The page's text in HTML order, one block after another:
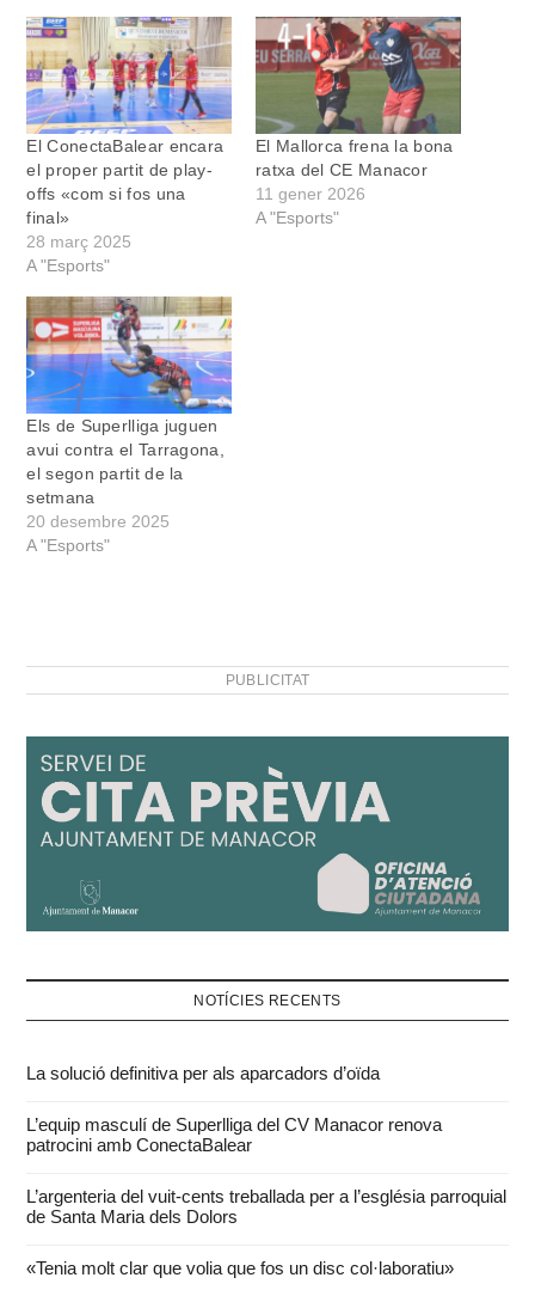
El ConectaBalear encara
el proper partit de play-
offs «com si fos una
final»
28 març 2025
A "Esports"
El Mallorca frena la bona
ratxa del CE Manacor
11 gener 2026
A "Esports"
Els de Superlliga juguen
avui contra el Tarragona,
el segon partit de la
setmana
20 desembre 2025
A "Esports"
PUBLICITAT
NOTÍCIES RECENTS
La solució definitiva per als aparcadors d’oïda
L’equip masculí de Superlliga del CV Manacor renova
patrocini amb ConectaBalear
L’argenteria del vuit-cents treballada per a l’església parroquial
de Santa Maria dels Dolors
«Tenia molt clar que volia que fos un disc col·laboratiu»